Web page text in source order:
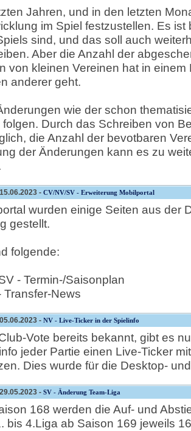
Jahren, und in den letzten
im Spiel festzustellen. Es
sind, und das soll auch
Aber die Anzahl der
von kleinen Vereinen hat in
anderer geht.
wie der schon
folgen. Durch das Schreiben von
die Anzahl der bevotbaren
der Änderungen kann es zu
15.06.2023 - CV/NV/SV - Erweiterung Mobilportal
wurden einige Seiten aus der
gestellt.
folgende:
- Termin-/Saisonplan
Transfer-News
05.06.2023 - NV - Live-Ticker in der Spielinfo
Vote bereits bekannt, gibt es
jeder Partie einen Live-Ticker
Dies wurde für die Desktop-
29.05.2023 - SV - Änderung Team-Liga
168 werden die Auf- und
bis 4.Liga ab Saison 169 jeweils